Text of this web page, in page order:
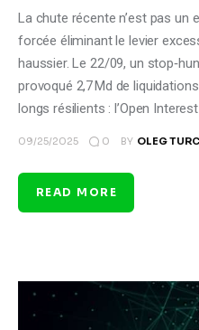
La chute récente n’est pas
forcée éliminant le levier
haussier. Le 22/09, un
provoqué 2,7 Md de
longs résilients : l’Open
09/25/2025 0 BY OLEG
READ MORE